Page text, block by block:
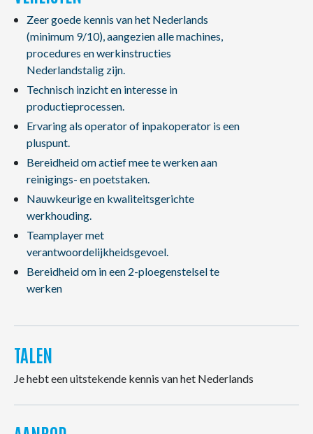
Zeer goede kennis van het Nederlands
(minimum 9/10), aangezien alle machines,
procedures en werkinstructies
Nederlandstalig zijn.
Technisch inzicht en interesse in
productieprocessen.
Ervaring als operator of inpakoperator is een
pluspunt.
Bereidheid om actief mee te werken aan
reinigings- en poetstaken.
Nauwkeurige en kwaliteitsgerichte
werkhouding.
Teamplayer met
verantwoordelijkheidsgevoel.
Bereidheid om in een 2-ploegenstelsel te
werken
TALEN
Je hebt een uitstekende kennis van het Nederlands